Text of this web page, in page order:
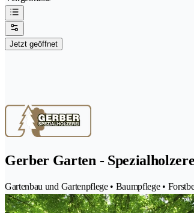
Jetzt geöffnet
Gerber Garten -
Gartenbau und Gartenpflege • Baumpflege •